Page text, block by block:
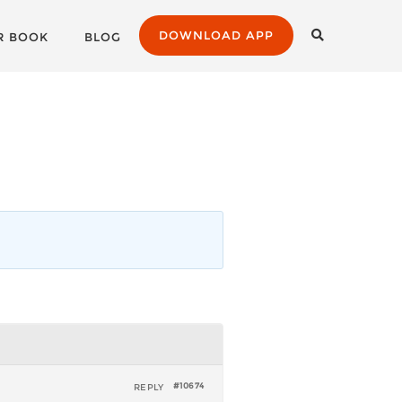
BOOK BLOG DOWNLOAD APP
#10674
REPLY